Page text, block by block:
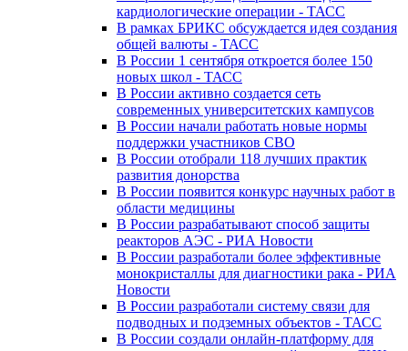
кардиологические операции - ТАСС
В рамках БРИКС обсуждается идея создания
общей валюты - ТАСС
В России 1 сентября откроется более 150
новых школ - ТАСС
В России активно создается сеть
современных университетских кампусов
В России начали работать новые нормы
поддержки участников СВО
В России отобрали 118 лучших практик
развития донорства
В России появится конкурс научных работ в
области медицины
В России разрабатывают способ защиты
реакторов АЭС - РИА Новости
В России разработали более эффективные
монокристаллы для диагностики рака - РИА
Новости
В России разработали систему связи для
подводных и подземных объектов - ТАСС
В России создали онлайн-платформу для